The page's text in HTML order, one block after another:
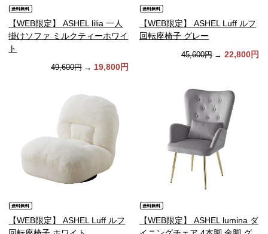
【WEB限定】 ASHEL lilia 一人
掛けソファ ミルクティーホワイ
ト
49,600円 → 19,800円
【WEB限定】 ASHEL Luff ルフ
回転座椅子 グレー
45,600円 → 22,800円
【WEB限定】 ASHEL Luff ルフ
【WEB限定】 ASHEL lumina ダ